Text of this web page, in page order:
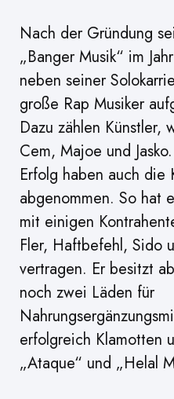
Nach der Gründung
„Banger Musik“ im
neben seiner
große Rap Musiker
Dazu zählen Künstler,
Cem, Majoe und
Erfolg haben auch die
abgenommen. So hat
mit einigen
Fler, Haftbefehl, Sido
vertragen. Er besitzt
noch zwei Läden für
erfolgreich Klamotten
„Ataque“ und „Helal